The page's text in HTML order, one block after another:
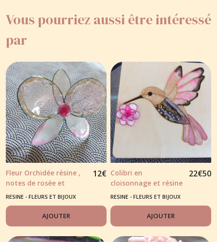
Vous pourriez aussi être intéressé
par
Fleur Orchidée résine ,
notes de rosée et
pailleté doré
12€
RESINE - FLEURS ET BIJOUX
AJOUTER
Colibri en
cloisonnage et résine
rose - noir et fil doré
22€50
RESINE - FLEURS ET BIJOUX
AJOUTER